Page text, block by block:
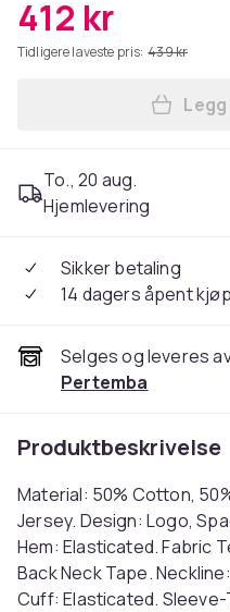
412 kr
Tidligere laveste pris: 439 kr
To., 20 aug.
Hjemlevering
Sikker betaling
14 dagers åpent kjøp
Selges og leveres
Pertemba
Produktbeskrivelse
Material: 50% Cotton,
Jersey. Design: Logo,
Hem: Elasticated. Fabric
Back Neck Tape.
Cuff: Elasticated.